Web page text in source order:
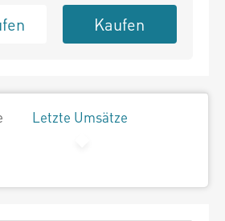
Kaufen
Letzte Umsätze